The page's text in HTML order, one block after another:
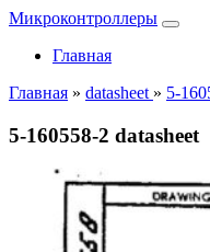
Микроконтроллеры
Главная
Главная » datasheet » 5-
5-160558-2 datasheet